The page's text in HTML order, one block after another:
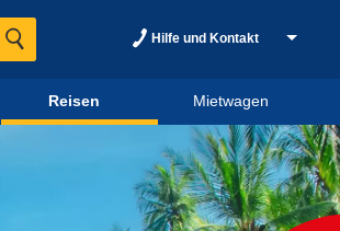
Hilfe und Kontakt
Reisen Mietwagen